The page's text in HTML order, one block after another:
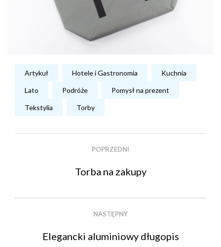
Artykuł Hotele i Gastronomia Kuchnia
Lato Podróże Pomysł na prezent
Tekstylia Torby
POPRZEDNI
Torba na zakupy
NASTĘPNY
Elegancki aluminiowy długopis